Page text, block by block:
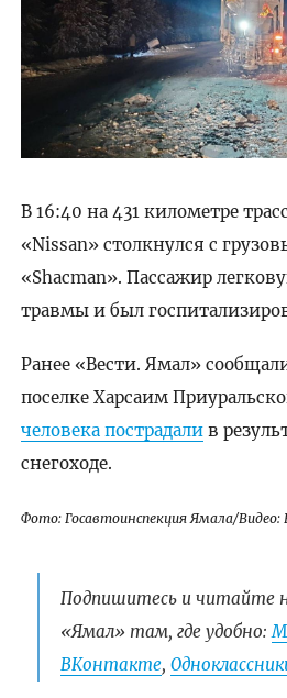
В 16:40 на 431 километре
«Nissan» столкнулся с
«Shacman». Пассажир
травмы и был
Ранее «Вести. Ямал»
поселке Харсаим
человека пострадалив
снегоходе.
Фото: Госавтоинспекция Ямала/Видео:
Подпишитесь и читайте
«Ямал» там, где удобно:
ВКонтакте,